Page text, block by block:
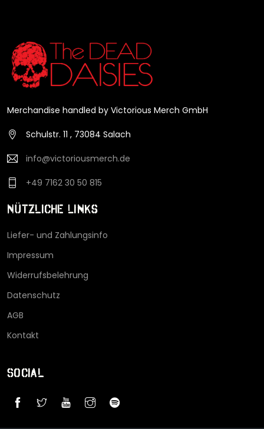
Merchandise handled by Victorious Merch GmbH
Schulstr. 11 , 73084 Salach
info@victoriousmerch.de
+49 7162 30 50 815
Nützliche Links
Liefer- und Zahlungsinfo
Impressum
Widerrufsbelehrung
Datenschutz
AGB
Kontakt
Social